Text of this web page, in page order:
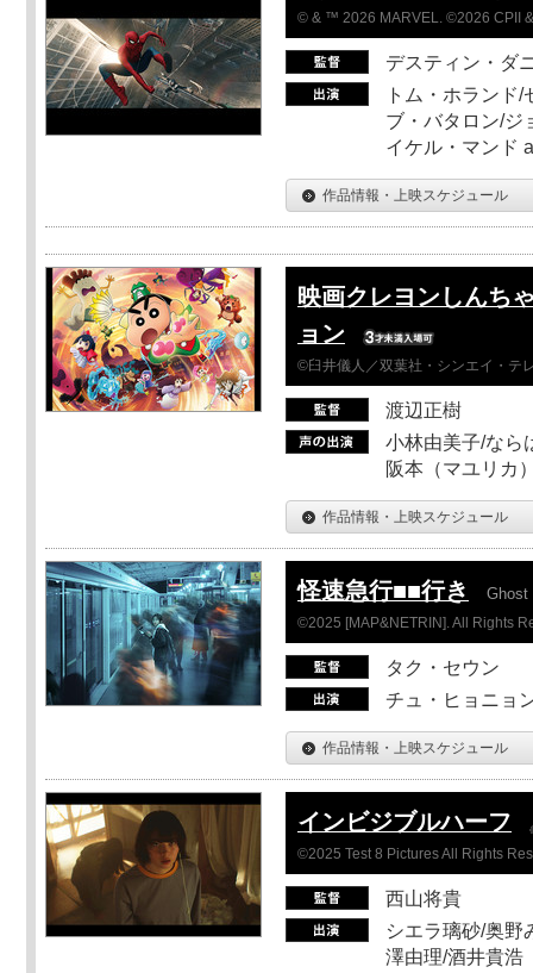
© & ™ 2026 MARVEL. ©2026 CPII
デスティン・ダ
トム・ホランド
ブ・バタロン/ジ
イケル・マンド
作品情報・上映スケジュール
映画クレヨンしんち
ョン
©臼井儀人／双葉社・シンエイ・テ
渡辺正樹
小林由美子/なら
阪本（マユリカ
作品情報・上映スケジュール
怪速急行■■行き Ghost
©2025 [MAP&NETRIN]. All Rights
タク・セウン
チュ・ヒョニョ
作品情報・上映スケジュール
インビジブルハーフ
©2025 Test 8 Pictures All Rights
西山将貴
シエラ璃砂/奥野
澤由理/酒井貴浩